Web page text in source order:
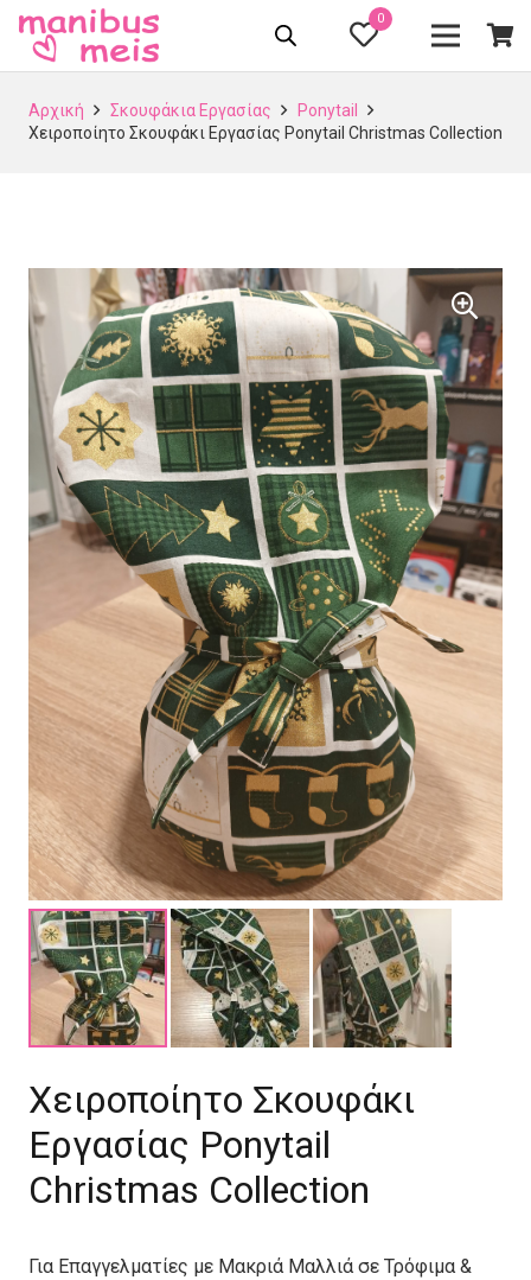
0
Αρχική Σκουφάκια Εργασίας
Ponytail
Χειροποίητο Σκουφάκι Εργασίας Ponytail Christmas Collection
Χειροποίητο Σκουφάκι
Εργασίας Ponytail
Christmas Collection
Για Επαγγελματίες με Μακριά Μαλλιά σε Τρόφιμα &